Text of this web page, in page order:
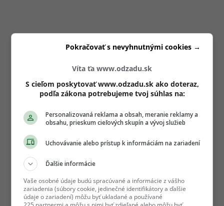
Víta ťa www.odzadu.sk
S cieľom poskytovať www.odzadu.sk ako doteraz,
podľa zákona potrebujeme tvoj súhlas na:
Personalizovaná reklama a obsah, meranie reklamy a
obsahu, prieskum cieľových skupín a vývoj služieb
Uchovávanie alebo prístup k informáciám na zariadení
Ďalšie informácie
Vaše osobné údaje budú spracúvané a informácie z vášho
zariadenia (súbory cookie, jedinečné identifikátory a ďalšie
údaje o zariadení) môžu byť ukladané a používané
Pokračovať s nevyhnutnými cookies →